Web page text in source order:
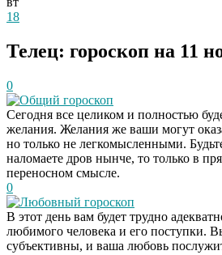
18
Телец: гороскоп на 11
0
Общий гороскоп
Сегодня все целиком и полностью
желания. Желания же ваши могут
но только не легкомысленными.
наломаете дров нынче, то только в
переносном смысле.
0
Любовный гороскоп
В этот день вам будет трудно
любимого человека и его поступки.
субъективны, и ваша любовь